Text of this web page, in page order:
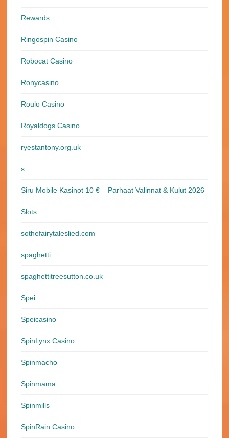
Rewards
Ringospin Casino
Robocat Casino
Ronycasino
Roulo Casino
Royaldogs Casino
ryestantony.org.uk
s
Siru Mobile Kasinot 10 € – Parhaat Valinnat & Kulut 2026
Slots
sothefairytaleslied.com
spaghetti
spaghettitreesutton.co.uk
Spei
Speicasino
SpinLynx Casino
Spinmacho
Spinmama
Spinmills
SpinRain Casino